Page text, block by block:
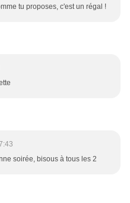
tu proposes, c'est un régal !
soirée, bisous à tous les 2